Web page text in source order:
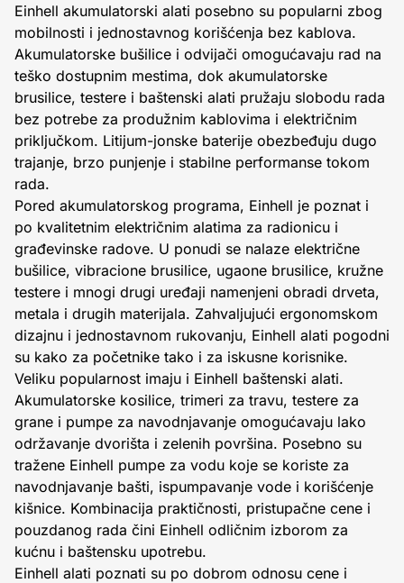
Einhell akumulatorski alati posebno su popularni zbog
mobilnosti i jednostavnog korišćenja bez kablova.
Akumulatorske bušilice i odvijači omogućavaju rad na
teško dostupnim mestima, dok akumulatorske
brusilice, testere i baštenski alati pružaju slobodu rada
bez potrebe za produžnim kablovima i električnim
priključkom. Litijum-jonske baterije obezbeđuju dugo
trajanje, brzo punjenje i stabilne performanse tokom
rada.
Pored akumulatorskog programa, Einhell je poznat i
po kvalitetnim električnim alatima za radionicu i
građevinske radove. U ponudi se nalaze električne
bušilice, vibracione brusilice, ugaone brusilice, kružne
testere i mnogi drugi uređaji namenjeni obradi drveta,
metala i drugih materijala. Zahvaljujući ergonomskom
dizajnu i jednostavnom rukovanju, Einhell alati pogodni
su kako za početnike tako i za iskusne korisnike.
Veliku popularnost imaju i Einhell baštenski alati.
Akumulatorske kosilice, trimeri za travu, testere za
grane i pumpe za navodnjavanje omogućavaju lako
održavanje dvorišta i zelenih površina. Posebno su
tražene Einhell pumpe za vodu koje se koriste za
navodnjavanje bašti, ispumpavanje vode i korišćenje
kišnice. Kombinacija praktičnosti, pristupačne cene i
pouzdanog rada čini Einhell odličnim izborom za
kućnu i baštensku upotrebu.
Einhell alati poznati su po dobrom odnosu cene i